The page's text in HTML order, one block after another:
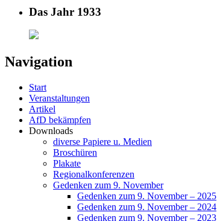
Das Jahr 1933
Navigation
Start
Veranstaltungen
Artikel
AfD bekämpfen
Downloads
diverse Papiere u. Medien
Broschüren
Plakate
Regionalkonferenzen
Gedenken zum 9. November
Gedenken zum 9. November – 2025
Gedenken zum 9. November – 2024
Gedenken zum 9. November – 2023